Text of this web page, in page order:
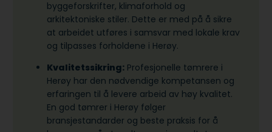
byggeforskrifter, klimaforhold og
arkitektoniske stiler. Dette er med på å sikre
at arbeidet utføres i samsvar med lokale krav
og tilpasses forholdene i Herøy.
Kvalitetssikring: Profesjonelle tømrere i
Herøy har den nødvendige kompetansen og
erfaringen til å levere arbeid av høy kvalitet.
En god tømrer i Herøy følger
bransjestandarder og beste praksis for å